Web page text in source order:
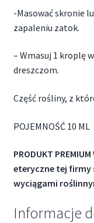
-Masować skronie
zapaleniu zatok.
– Wmasuj 1 kroplę
dreszczom.
Część rośliny, z
POJEMNOŚĆ 10 ML
PRODUKT
eteryczne tej firmy
wyciągami
Informacje